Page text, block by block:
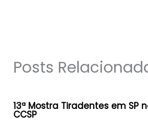
Posts
13ª Mostra Tiradentes em SP
CCSP